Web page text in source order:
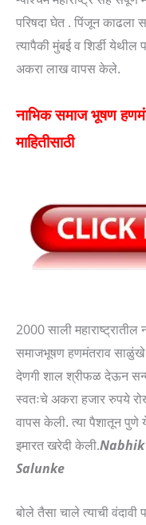
परिषदा घेत . पिंजून
त्यापैकी मुंबई व शिर्डी
अकरा लाख वापस केले.
नाभिक समाज भूषण
माहितीसाठी
2000 साली महाराष्ट्रातील
समाजभूषण हणमंतराव साळुंखे
देणगी शाल श्रीफळ देऊन
स्वतःचे अकरा हजार रुपये
वापस केली. त्या पैशातून पुणे
इमारत खरेदी केली.
Salunke
बोले तैसा चाले त्याची वंदावी